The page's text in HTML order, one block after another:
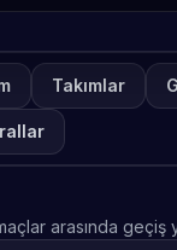
Takımlar
arasında geçiş